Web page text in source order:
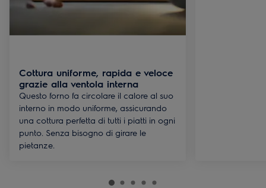
Cottura uniforme, rapida e veloce
grazie alla ventola interna
Questo forno fa circolare il calore al suo
interno in modo uniforme, assicurando
una cottura perfetta di tutti i piatti in ogni
punto. Senza bisogno di girare le
pietanze.